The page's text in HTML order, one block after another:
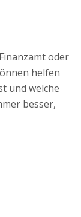
oder
helfen
und welche
besser,